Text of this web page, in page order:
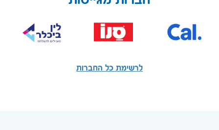
לרשימת כל החברות